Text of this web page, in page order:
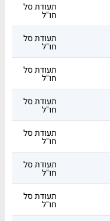
תעודת סל
חו"ל
תעודת סל
חו"ל
תעודת סל
חו"ל
תעודת סל
חו"ל
תעודת סל
חו"ל
תעודת סל
חו"ל
תעודת סל
חו"ל